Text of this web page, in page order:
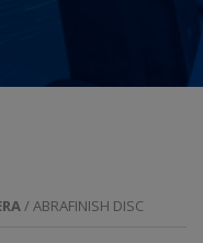
/ ABRAFINISH DISC